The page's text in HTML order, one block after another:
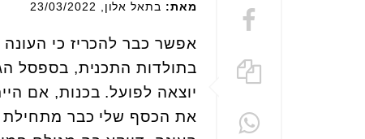
מאת: בתאל אלון , 23/03/2022
אפשר כבר להכריז כי
בתולדות התכנית, בספסל
יוצאה לפועל. בכנות, אם
את הכסף שלי כבר מתחילת